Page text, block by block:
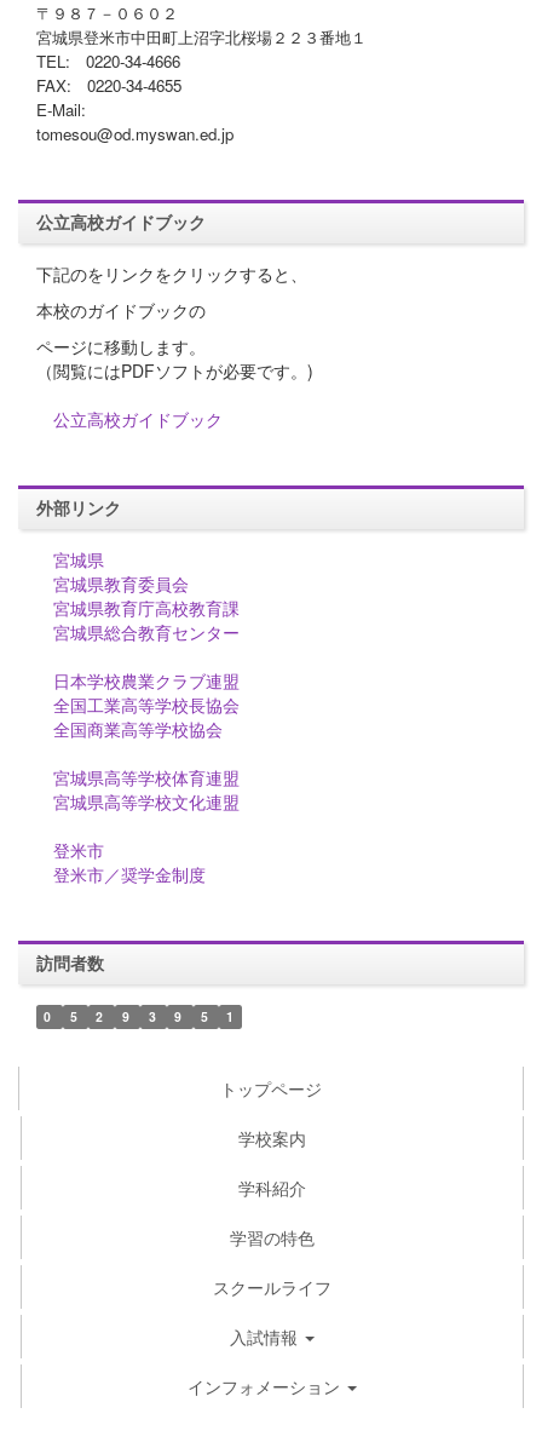
〒９８７－０６０２
宮城県登米市中田町上沼字北桜場２２３番地１
TEL: 0220-34-4666
FAX: 0220-34-4655
E-Mail:
tomesou@od.myswan.ed.jp
公立高校ガイドブック
下記のをリンクをクリックすると、
本校のガイドブックの
ページに移動します。
（閲覧にはPDFソフトが必要です。)
公立高校ガイドブック
外部リンク
宮城県
宮城県教育委員会
宮城県教育庁高校教育課
宮城県総合教育センター
日本学校農業クラブ連盟
全国工業高等学校長協会
全国商業高等学校協会
宮城県高等学校体育連盟
宮城県高等学校文化連盟
登米市
登米市／奨学金制度
訪問者数
0 5 2 9 3 9 5 1
トップページ
学校案内
学科紹介
学習の特色
スクールライフ
入試情報
インフォメーション